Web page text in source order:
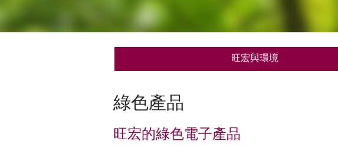
旺宏與環境
綠色產品
旺宏的綠色電子產品